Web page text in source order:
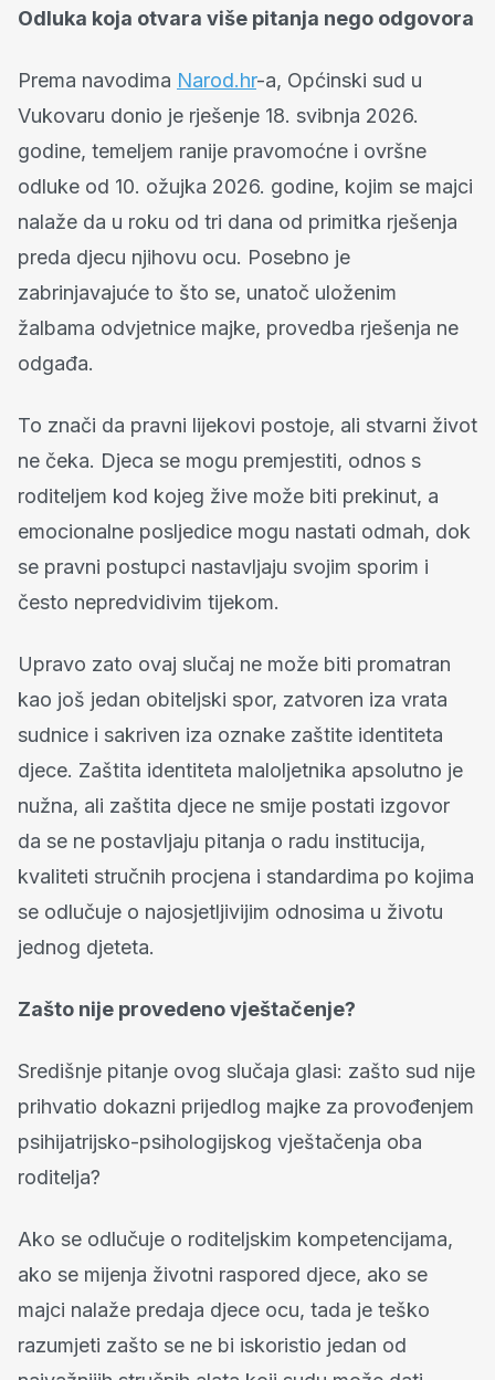
Odluka koja otvara više pitanja nego odgovora
Prema navodima Narod.hr-a, Općinski sud u
Vukovaru donio je rješenje 18. svibnja 2026.
godine, temeljem ranije pravomoćne i ovršne
odluke od 10. ožujka 2026. godine, kojim se majci
nalaže da u roku od tri dana od primitka rješenja
preda djecu njihovu ocu. Posebno je
zabrinjavajuće to što se, unatoč uloženim
žalbama odvjetnice majke, provedba rješenja ne
odgađa.
To znači da pravni lijekovi postoje, ali stvarni život
ne čeka. Djeca se mogu premjestiti, odnos s
roditeljem kod kojeg žive može biti prekinut, a
emocionalne posljedice mogu nastati odmah, dok
se pravni postupci nastavljaju svojim sporim i
često nepredvidivim tijekom.
Upravo zato ovaj slučaj ne može biti promatran
kao još jedan obiteljski spor, zatvoren iza vrata
sudnice i sakriven iza oznake zaštite identiteta
djece. Zaštita identiteta maloljetnika apsolutno je
nužna, ali zaštita djece ne smije postati izgovor
da se ne postavljaju pitanja o radu institucija,
kvaliteti stručnih procjena i standardima po kojima
se odlučuje o najosjetljivijim odnosima u životu
jednog djeteta.
Zašto nije provedeno vještačenje?
Središnje pitanje ovog slučaja glasi: zašto sud nije
prihvatio dokazni prijedlog majke za provođenjem
psihijatrijsko-psihologijskog vještačenja oba
roditelja?
Ako se odlučuje o roditeljskim kompetencijama,
ako se mijenja životni raspored djece, ako se
majci nalaže predaja djece ocu, tada je teško
razumjeti zašto se ne bi iskoristio jedan od